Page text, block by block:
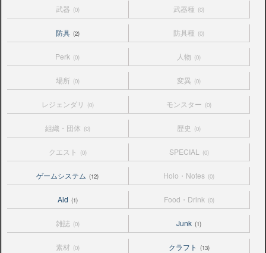
武器 (0) 武器種 (0)
防具 (2) 防具種 (0)
Perk (0) 人物 (0)
場所 (0) 変異 (0)
レジェンダリ (0) モンスター (0)
組織・団体 (0) 歴史 (0)
クエスト (0) SPECIAL (0)
ゲームシステム (12) Holo・Notes (0)
Aid (1) Food・Drink (0)
雑誌 (0) Junk (1)
素材 (0) クラフト (13)